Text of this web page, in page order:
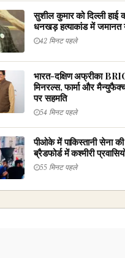
सुशील कुमार को दिल्ली हाई
धनखड़ हत्याकांड में जमानत
42 मिनट पहले
भारत-दक्षिण अफ्रीका
मिनरल्स, फार्मा और
पर सहमति
54 मिनट पहले
पीओके में पाकिस्तानी सेना
ब्रैडफोर्ड में कश्मीरी
55 मिनट पहले